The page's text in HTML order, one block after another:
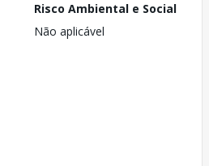
Risco Ambiental e Social
Não aplicável